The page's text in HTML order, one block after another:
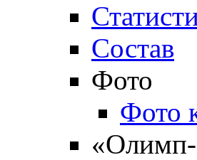
Состав
Фото
Фото